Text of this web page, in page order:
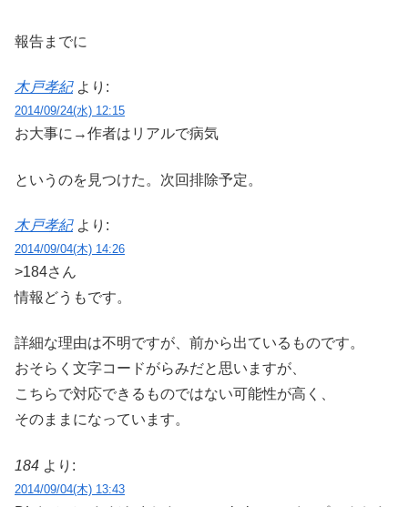
報告までに
木戸孝紀 より:
2014/09/24(水) 12:15
お大事に→作者はリアルで病気
というのを見つけた。次回排除予定。
木戸孝紀 より:
2014/09/04(木) 14:26
>184さん
情報どうもです。
詳細な理由は不明ですが、前から出ているものです。
おそらく文字コードがらみだと思いますが、
こちらで対応できるものではない可能性が高く、
そのままになっています。
184 より:
2014/09/04(木) 13:43